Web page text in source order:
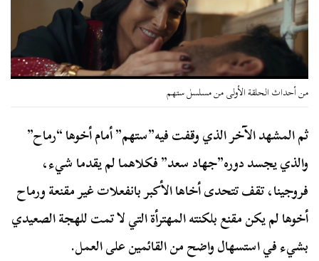
من أحداث الحلقة الأولى من مسلسل ستهم
ثم المشهد الآخر الذي وقفت فيه”ستهم” أمام أخوها “رماح”
والذي يجسد دوره”جهاد سعد” فكلاهما لم يقدما شيء،
فروجينا، تقف تتحدى أخاها الأكبر بانفعلات غير مقنعة ورماح
أخوها لم يكن مقنع بلكنته المهترأة التي لا تمت للهجة الصعيدي
بشيء في استسهال واضح من القائمين على العمل.